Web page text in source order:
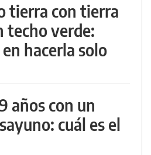
tierra con tierra
techo verde:
hacerla solo
años con un
cuál es el